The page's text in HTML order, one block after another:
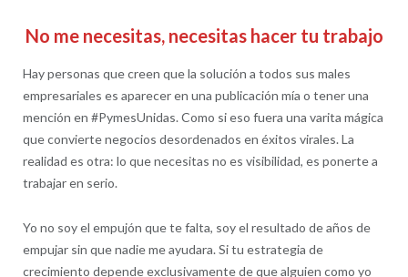
No me necesitas, necesitas hacer tu trabajo
Hay personas que creen que la solución a todos sus males
empresariales es aparecer en una publicación mía o tener una
mención en #PymesUnidas. Como si eso fuera una varita mágica
que convierte negocios desordenados en éxitos virales. La
realidad es otra: lo que necesitas no es visibilidad, es ponerte a
trabajar en serio.
Yo no soy el empujón que te falta, soy el resultado de años de
empujar sin que nadie me ayudara. Si tu estrategia de
crecimiento depende exclusivamente de que alguien como yo